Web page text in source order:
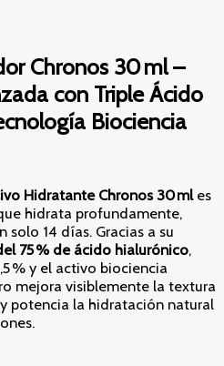
Chronos 30 ml –
con Triple Ácido
Biociencia
Hidratante Chronos 30 mles
hidrata profundamente,
14 días. Gracias a su
75 % de ácido hialurónico,
% y el activo biociencia
mejora visiblemente la textura
potencia la hidratación natural